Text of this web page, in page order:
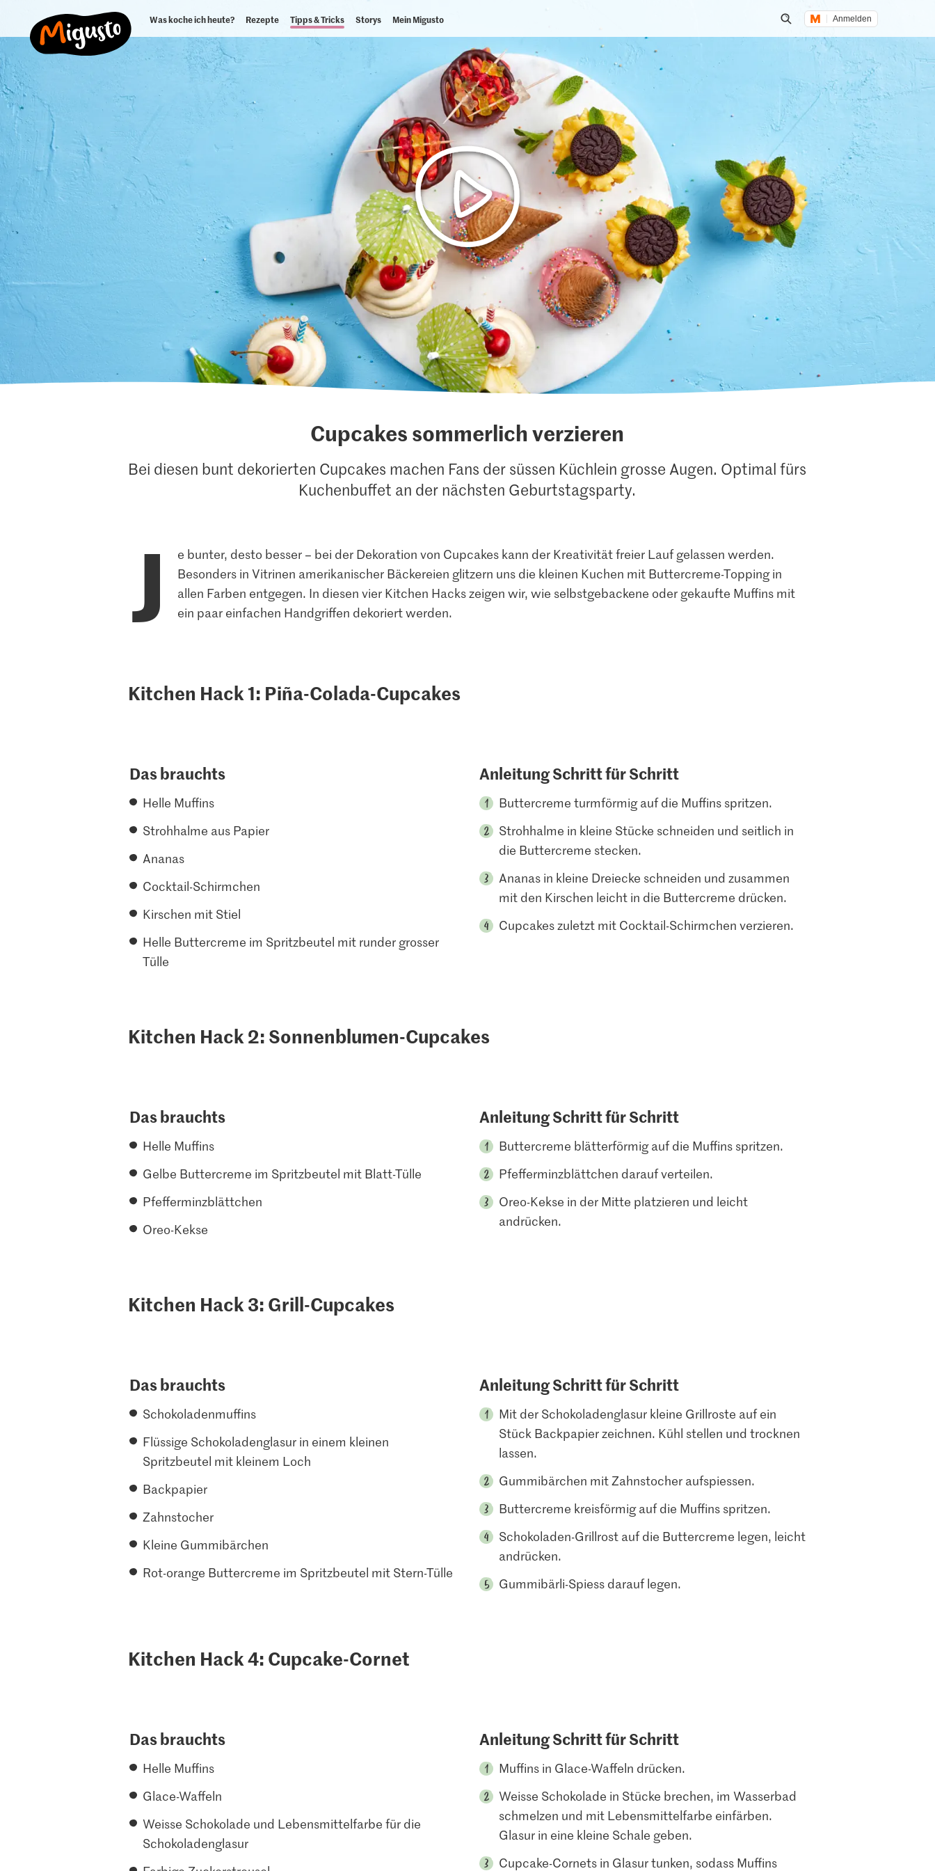
Was koche ich heute? Rezepte Tipps & Tricks Storys Mein Migusto
Suche öffnen
Anmelden
Cupcakes sommerlich verzieren
Bei diesen bunt dekorierten Cupcakes machen Fans der süssen Küchlein grosse Augen. Optimal fürs
Kuchenbuffet an der nächsten Geburtstagsparty.
J
e bunter, desto besser – bei der Dekoration von Cupcakes kann der Kreativität freier Lauf gelassen werden.
Besonders in Vitrinen amerikanischer Bäckereien glitzern uns die kleinen Kuchen mit Buttercreme-Topping in
allen Farben entgegen. In diesen vier Kitchen Hacks zeigen wir, wie selbstgebackene oder gekaufte Muffins mit
ein paar einfachen Handgriffen dekoriert werden.
Kitchen Hack 1: Piña-Colada-Cupcakes
Das brauchts
Helle Muffins
Strohhalme aus Papier
Ananas
Cocktail-Schirmchen
Kirschen mit Stiel
Helle Buttercreme im Spritzbeutel mit runder grosser
Tülle
Anleitung Schritt für Schritt
Buttercreme turmförmig auf die Muffins spritzen.
Strohhalme in kleine Stücke schneiden und seitlich in
die Buttercreme stecken.
Ananas in kleine Dreiecke schneiden und zusammen
mit den Kirschen leicht in die Buttercreme drücken.
Cupcakes zuletzt mit Cocktail-Schirmchen verzieren.
Kitchen Hack 2: Sonnenblumen-Cupcakes
Das brauchts
Helle Muffins
Gelbe Buttercreme im Spritzbeutel mit Blatt-Tülle
Pfefferminzblättchen
Oreo-Kekse
Anleitung Schritt für Schritt
Buttercreme blätterförmig auf die Muffins spritzen.
Pfefferminzblättchen darauf verteilen.
Oreo-Kekse in der Mitte platzieren und leicht
andrücken.
Kitchen Hack 3: Grill-Cupcakes
Das brauchts
Schokoladenmuffins
Flüssige Schokoladenglasur in einem kleinen
Spritzbeutel mit kleinem Loch
Backpapier
Zahnstocher
Kleine Gummibärchen
Rot-orange Buttercreme im Spritzbeutel mit Stern-Tülle
Anleitung Schritt für Schritt
Mit der Schokoladenglasur kleine Grillroste auf ein
Stück Backpapier zeichnen. Kühl stellen und trocknen
lassen.
Gummibärchen mit Zahnstocher aufspiessen.
Buttercreme kreisförmig auf die Muffins spritzen.
Schokoladen-Grillrost auf die Buttercreme legen, leicht
andrücken.
Gummibärli-Spiess darauf legen.
Kitchen Hack 4: Cupcake-Cornet
Das brauchts
Helle Muffins
Glace-Waffeln
Weisse Schokolade und Lebensmittelfarbe für die
Schokoladenglasur
Anleitung Schritt für Schritt
Muffins in Glace-Waffeln drücken.
Weisse Schokolade in Stücke brechen, im Wasserbad
schmelzen und mit Lebensmittelfarbe einfärben.
Glasur in eine kleine Schale geben.
Cupcake-Cornets in Glasur tunken, sodass Muffins